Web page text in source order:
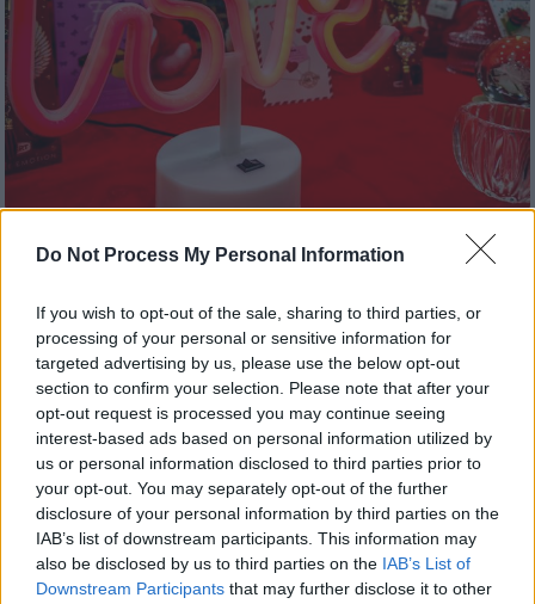
Do Not Process My Personal Information
If you wish to opt-out of the sale, sharing to third parties, or
processing of your personal or sensitive information for
targeted advertising by us, please use the below opt-out
section to confirm your selection. Please note that after your
opt-out request is processed you may continue seeing
interest-based ads based on personal information utilized by
us or personal information disclosed to third parties prior to
your opt-out. You may separately opt-out of the further
disclosure of your personal information by third parties on the
IAB’s list of downstream participants. This information may
also be disclosed by us to third parties on the IAB’s List of
Downstream Participants that may further disclose it to other
Ελλάδα|14.02.2026 06:30
ανθοπωλεία και ρομαντικοί χώροι
εστίασης και διασκέδασης - Πού θα
κυμανθούν οι τιμές
Τα δημοφιλή προϊόντα των ανθοπωλείων
παρουσιάζουν φέτος αύξηση τιμών μέχρι και
15%, ενώ ο μέσος όρος της κατανάλωσης θα
κυμανθεί μεταξύ 20-40 ευρώ